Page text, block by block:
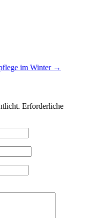
im Winter →
Erforderliche